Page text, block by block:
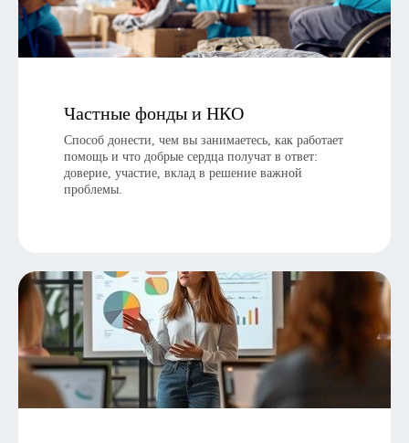
Частные фонды и НКО
Способ донести, чем вы занимаетесь, как работает
помощь и что добрые сердца получат в ответ:
доверие, участие, вклад в решение важной
проблемы.
Готовы заказать?
Нет
Да
inbox@smextenej.ru
Email: